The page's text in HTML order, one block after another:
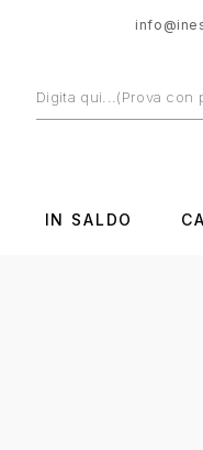
IN SALDO